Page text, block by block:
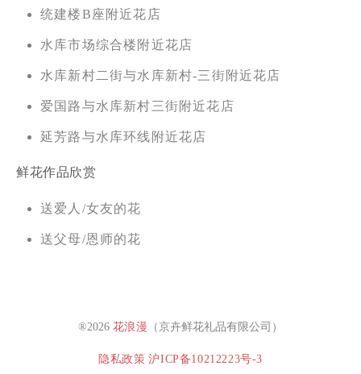
统建楼B座附近花店
水库市场综合楼附近花店
水库新村二街与水库新村-三街附近花店
爱国路与水库新村三街附近花店
延芳路与水库环线附近花店
鲜花作品欣赏
送爱人/女友的花
送父母/恩师的花
®2026 花浪漫 （京卉鲜花礼品有限公司）
隐私政策 沪ICP备10212223号-3